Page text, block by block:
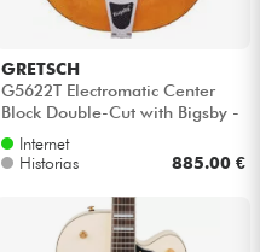
GRETSCH
G5622T Electromatic Center
Block Double-Cut with Bigsby -
Speyside
Internet
Historias
885.00 €